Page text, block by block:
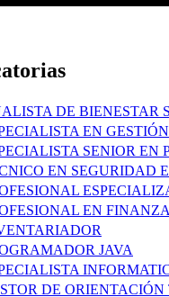
DE BIENESTAR
EN
SENIOR EN
EN SEGURIDAD
EN
JAVA
DE